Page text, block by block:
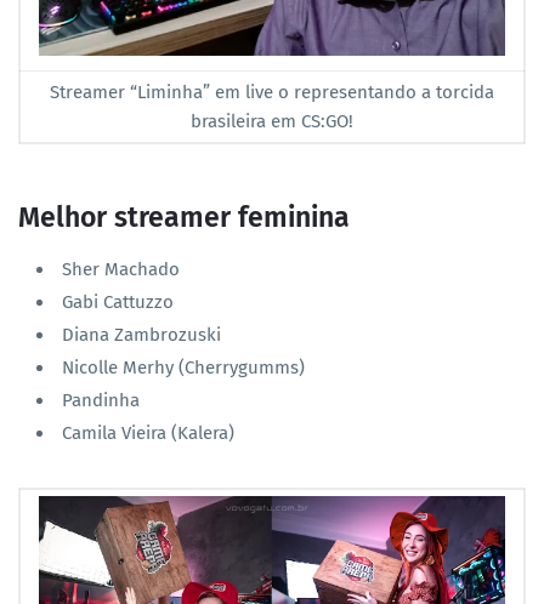
Streamer “Liminha” em live o representando a torcida
brasileira em CS:GO!
Melhor streamer feminina
Sher Machado
Gabi Cattuzzo
Diana Zambrozuski
Nicolle Merhy (Cherrygumms)
Pandinha
Camila Vieira (Kalera)